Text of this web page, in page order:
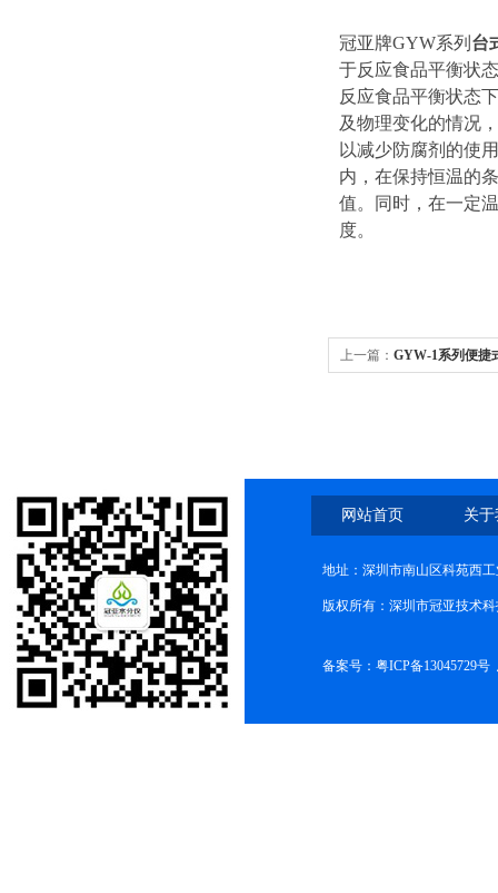
冠亚牌GYW系列 台
于反应食品平衡状
反应食品平衡状态
及物理变化的情况
以减少防腐剂的使
内，在保持恒温的
值。同时，在一定
度。
上一篇： GYW-1系列便捷
网站首页 关
地址：深圳市南山区科苑西
版权所有：深圳市冠亚技术
备案号： 粤ICP备13045729号